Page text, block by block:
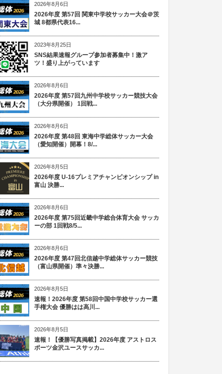
2026年8月6日
2026年度 第57回 関東中学校サッカー大会＠茨
城 8都県代表16...
2023年8月25日
SNS結果速報グループ参加者募集中！激ア
ツ！盛り上がっています
2026年8月6日
2026年度 第57回九州中学校サッカー競技大会
（大分県開催） 1回戦...
2026年8月6日
2026年度 第48回 東海中学総体サッカー大会
（愛知開催）開幕！8/...
2026年8月5日
2026年度 U-16プレミアチャンピオンシップ in
富山 決勝...
2026年8月6日
2026年度 第75回近畿中学総合体育大会 サッカ
ーの部 1回戦8/5...
2026年8月6日
2026年度 第47回北信越中学総体サッカー競技
（富山県開催）準々決勝...
2026年8月5日
速報！2026年度 第58回中国中学校サッカー選
手権大会 優勝はは高川...
2026年8月5日
速報！【優勝写真掲載】2026年度 アストロス
ポーツ金沢ユースサッカ...